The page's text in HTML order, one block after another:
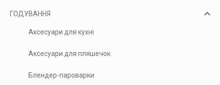
ГОДУВАННЯ
Аксесуари для кухні
Аксесуари для пляшечок
Блендер-пароварки